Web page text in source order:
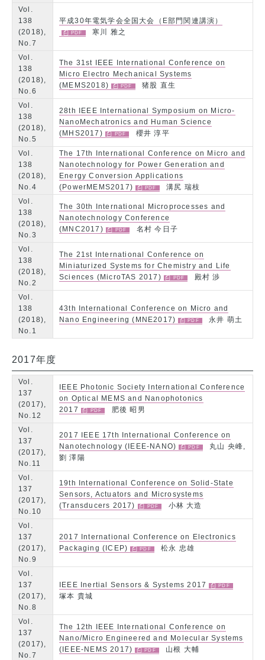
Vol.
138
(2018),
No.7
平成30年電気学会全国大会（E部門関連講演）
寒川 雅之
Vol.
138
(2018),
No.6
The 31st IEEE International Conference on
Micro Electro Mechanical Systems
(MEMS2018)
猪股 直生
Vol.
138
(2018),
No.5
28th IEEE International Symposium on Micro-
NanoMechatronics and Human Science
(MHS2017)
櫻井 淳平
Vol.
138
(2018),
No.4
The 17th International Conference on Micro and
Nanotechnology for Power Generation and
Energy Conversion Applications
(PowerMEMS2017)
溝尻 瑞枝
Vol.
138
(2018),
No.3
The 30th International Microprocesses and
Nanotechnology Conference
(MNC2017)
名村 今日子
Vol.
138
(2018),
No.2
The 21st International Conference on
Miniaturized Systems for Chemistry and Life
Sciences (MicroTAS 2017)
殿村 渉
Vol.
138
(2018),
No.1
43th International Conference on Micro and
Nano Engineering (MNE2017)
永井 萌土
2017年度
Vol.
137
(2017),
No.12
IEEE Photonic Society International Conference
on Optical MEMS and Nanophotonics
2017
肥後 昭男
Vol.
137
(2017),
No.11
2017 IEEE 17th International Conference on
Nanotechnology (IEEE-NANO)
丸山 央峰,
劉 澤陽
Vol.
137
(2017),
No.10
19th International Conference on Solid-State
Sensors, Actuators and Microsystems
(Transducers 2017)
小林 大造
Vol.
137
(2017),
No.9
2017 International Conference on Electronics
Packaging (ICEP)
松永 忠雄
Vol.
137
(2017),
No.8
IEEE Inertial Sensors & Systems 2017
塚本 貴城
Vol.
137
(2017),
No.7
The 12th IEEE International Conference on
Nano/Micro Engineered and Molecular Systems
(IEEE-NEMS 2017)
山根 大輔